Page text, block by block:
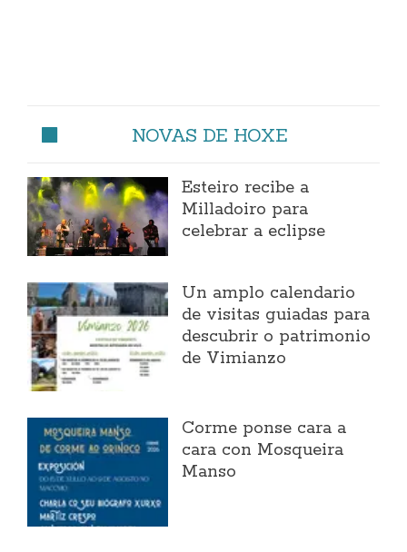
NOVAS DE HOXE
Esteiro recibe a
Milladoiro para
celebrar a eclipse
Un amplo calendario
de visitas guiadas para
descubrir o patrimonio
de Vimianzo
Corme ponse cara a
cara con Mosqueira
Manso